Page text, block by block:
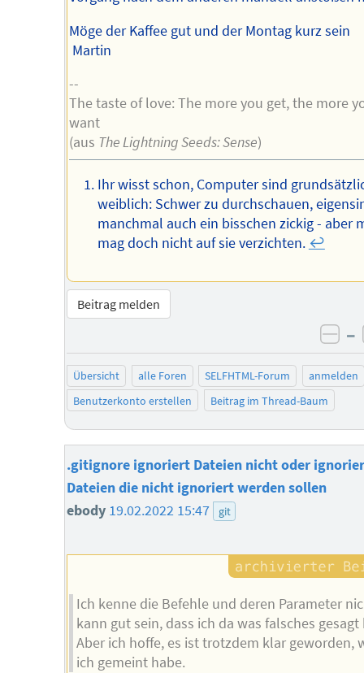
Möge der Kaffee gut und der Montag kurz sein
Martin
--
The taste of love: The more you get, the more
want
(aus The Lightning Seeds: Sense)
Ihr wisst schon, Computer sind
weiblich: Schwer zu durchschauen,
manchmal auch ein bisschen zickig - aber
mag doch nicht auf sie verzichten. ↩︎
Beitrag melden
–
Übersicht alle Foren SELFHTML-Forum
anmelden
Benutzerkonto erstellen
Beitrag im Thread-Baum
.gitignore ignoriert Dateien nicht oder
Dateien die nicht ignoriert werden sollen
ebody 19.02.2022 15:47 git
Ich kenne die Befehle und deren Parameter
kann gut sein, dass ich da was falsches gesagt
Aber ich hoffe, es ist trotzdem klar geworden,
ich gemeint habe.